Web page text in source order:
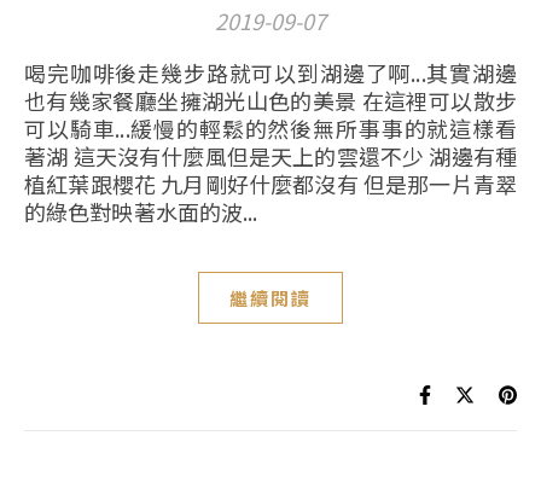
2019-09-07
喝完咖啡後走幾步路就可以到湖邊了啊...其實湖邊
也有幾家餐廳坐擁湖光山色的美景 在這裡可以散步
可以騎車...緩慢的輕鬆的然後無所事事的就這樣看
著湖 這天沒有什麼風但是天上的雲還不少 湖邊有種
植紅葉跟櫻花 九月剛好什麼都沒有 但是那一片青翠
的綠色對映著水面的波...
繼續閱讀